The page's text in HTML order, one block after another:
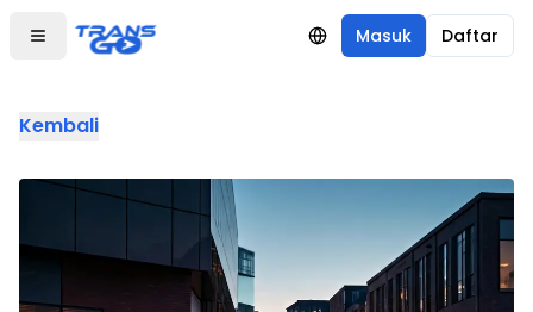
Masuk Daftar
Kembali